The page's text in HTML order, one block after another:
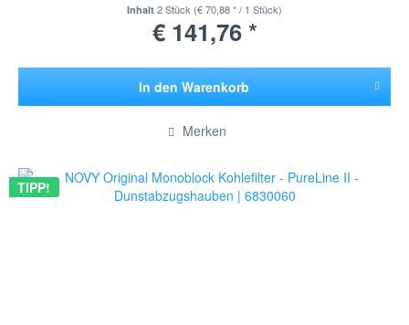
Inhalt2 Stück (€ 70,88 * / 1 Stück)
€ 141,76 *
In den Warenkorb
Hinzugefügt
Merken
TIPP!